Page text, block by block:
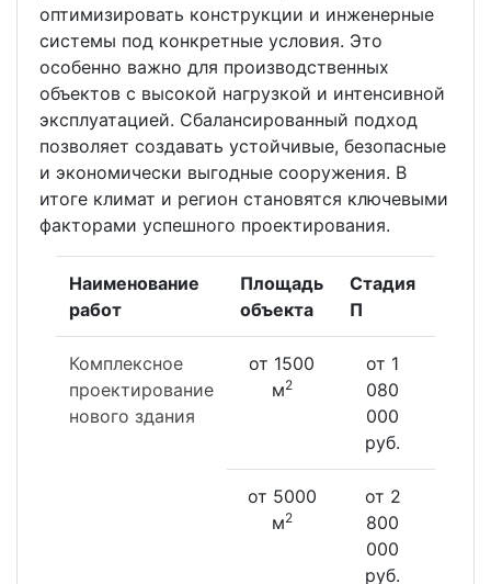
оптимизировать конструкции и инженерные
системы под конкретные условия. Это
особенно важно для производственных
объектов с высокой нагрузкой и интенсивной
эксплуатацией. Сбалансированный подход
позволяет создавать устойчивые, безопасные
и экономически выгодные сооружения. В
итоге климат и регион становятся ключевыми
факторами успешного проектирования.
Наименование
работ
Площадь
объекта
Стадия
П
Комплексное
проектирование
нового здания
от 1500
м2
от 1
080
000
руб.
от 5000
м2
от 2
800
000
руб.